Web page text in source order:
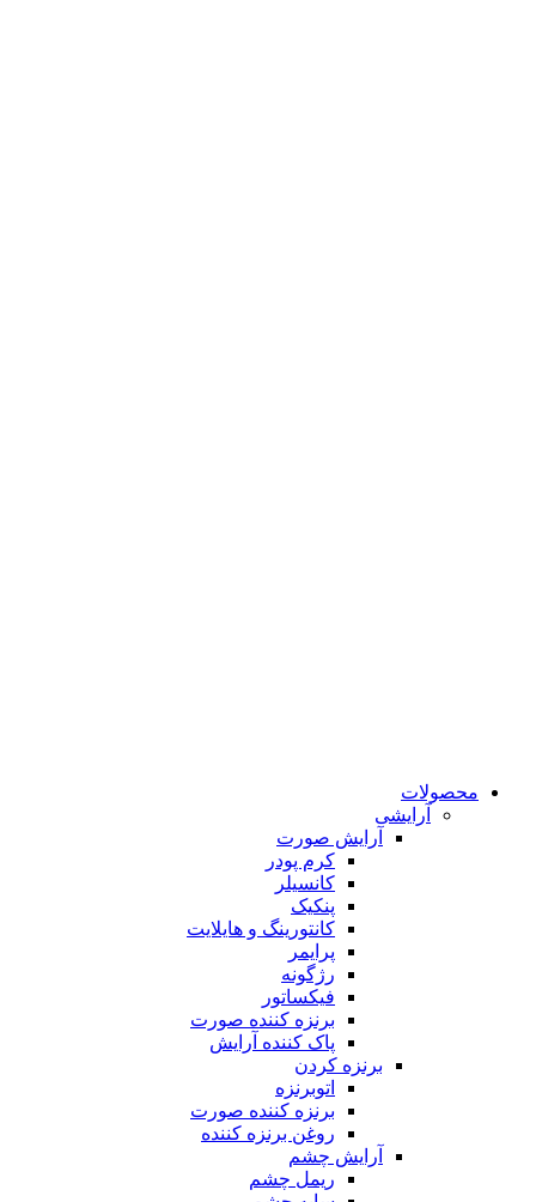
محصولات
آرایشی
آرایش صورت
کرم پودر
کانسیلر
پنکیک
کانتورینگ و هایلایت
پرایمر
رژگونه
فیکساتور
برنزه کننده صورت
پاک کننده آرایش
برنزه کردن
اتوبرنزه
برنزه کننده صورت
روغن برنزه کننده
آرایش چشم
ریمل چشم